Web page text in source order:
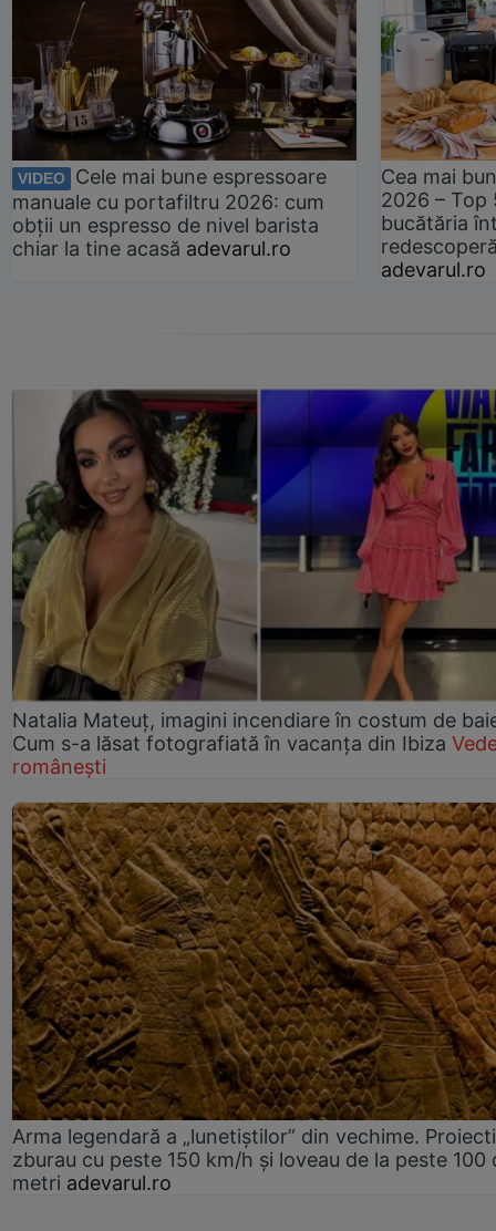
VIDEO
Cele mai bune espressoare
manuale cu portafiltru 2026: cum
obții un espresso de nivel barista
chiar la tine acasă adevarul.ro
Cea mai
2026 –
bucătăria
adevarul.ro
Natalia Mateuț, imagini incendiare în costum de
Cum s-a lăsat fotografiată în vacanța din Ibiza
românești
Arma legendară a „lunetiștilor” din vechime.
zburau cu peste 150 km/h și loveau de la peste 100
metri adevarul.ro